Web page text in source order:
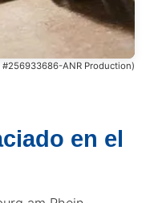
ANR Production)
en el